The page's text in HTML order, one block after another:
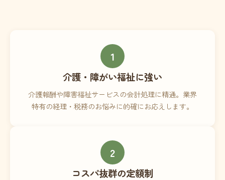
1
介護・障がい福祉に強い
介護報酬や障害福祉サービスの会計処理に精通。業界
特有の経理・税務のお悩みに的確にお応えします。
2
コスパ抜群の定額制